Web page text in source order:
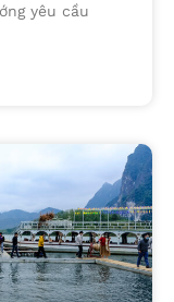
yêu cầu